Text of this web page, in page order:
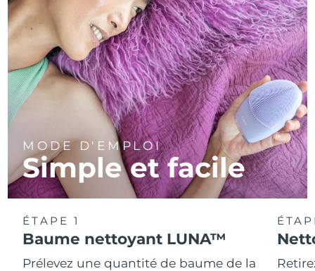
MODE D'EMPLOI
Simple et facile
ÉTAPE 1
Baume nettoyant LUNA™
Prélevez une quantité de baume de la